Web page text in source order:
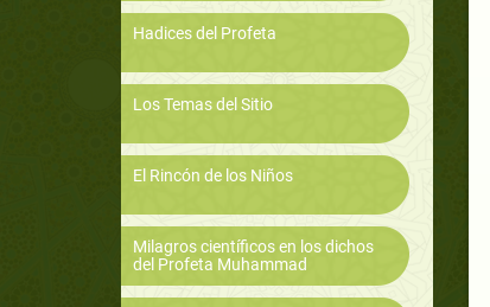
Hadices del Profeta
Los Temas del Sitio
El Rincón de los Niños
Milagros científicos en los dichos
del Profeta Muhammad